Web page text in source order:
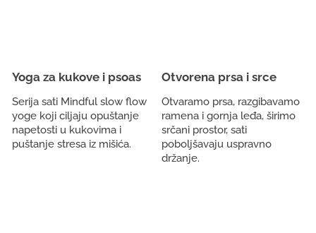
Yoga za kukove i psoas
Serija sati Mindful slow flow
yoge koji ciljaju opuštanje
napetosti u kukovima i
puštanje stresa iz mišića.
Otvorena prsa i srce
Otvaramo prsa, razgibavamo
ramena i gornja leđa, širimo
srčani prostor, sati
poboljšavaju uspravno
držanje.